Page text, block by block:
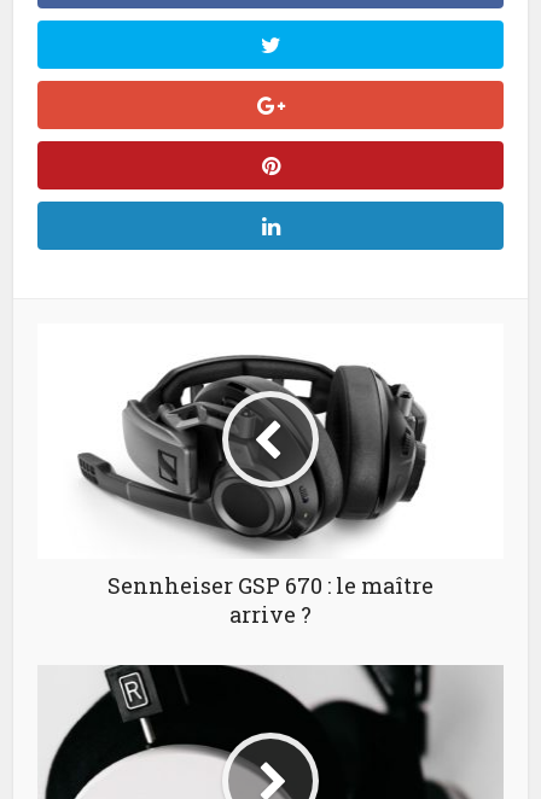
Sennheiser GSP 670 : le maître
arrive ?